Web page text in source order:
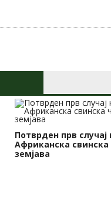
Потврден прв случај
Африканска
земјава